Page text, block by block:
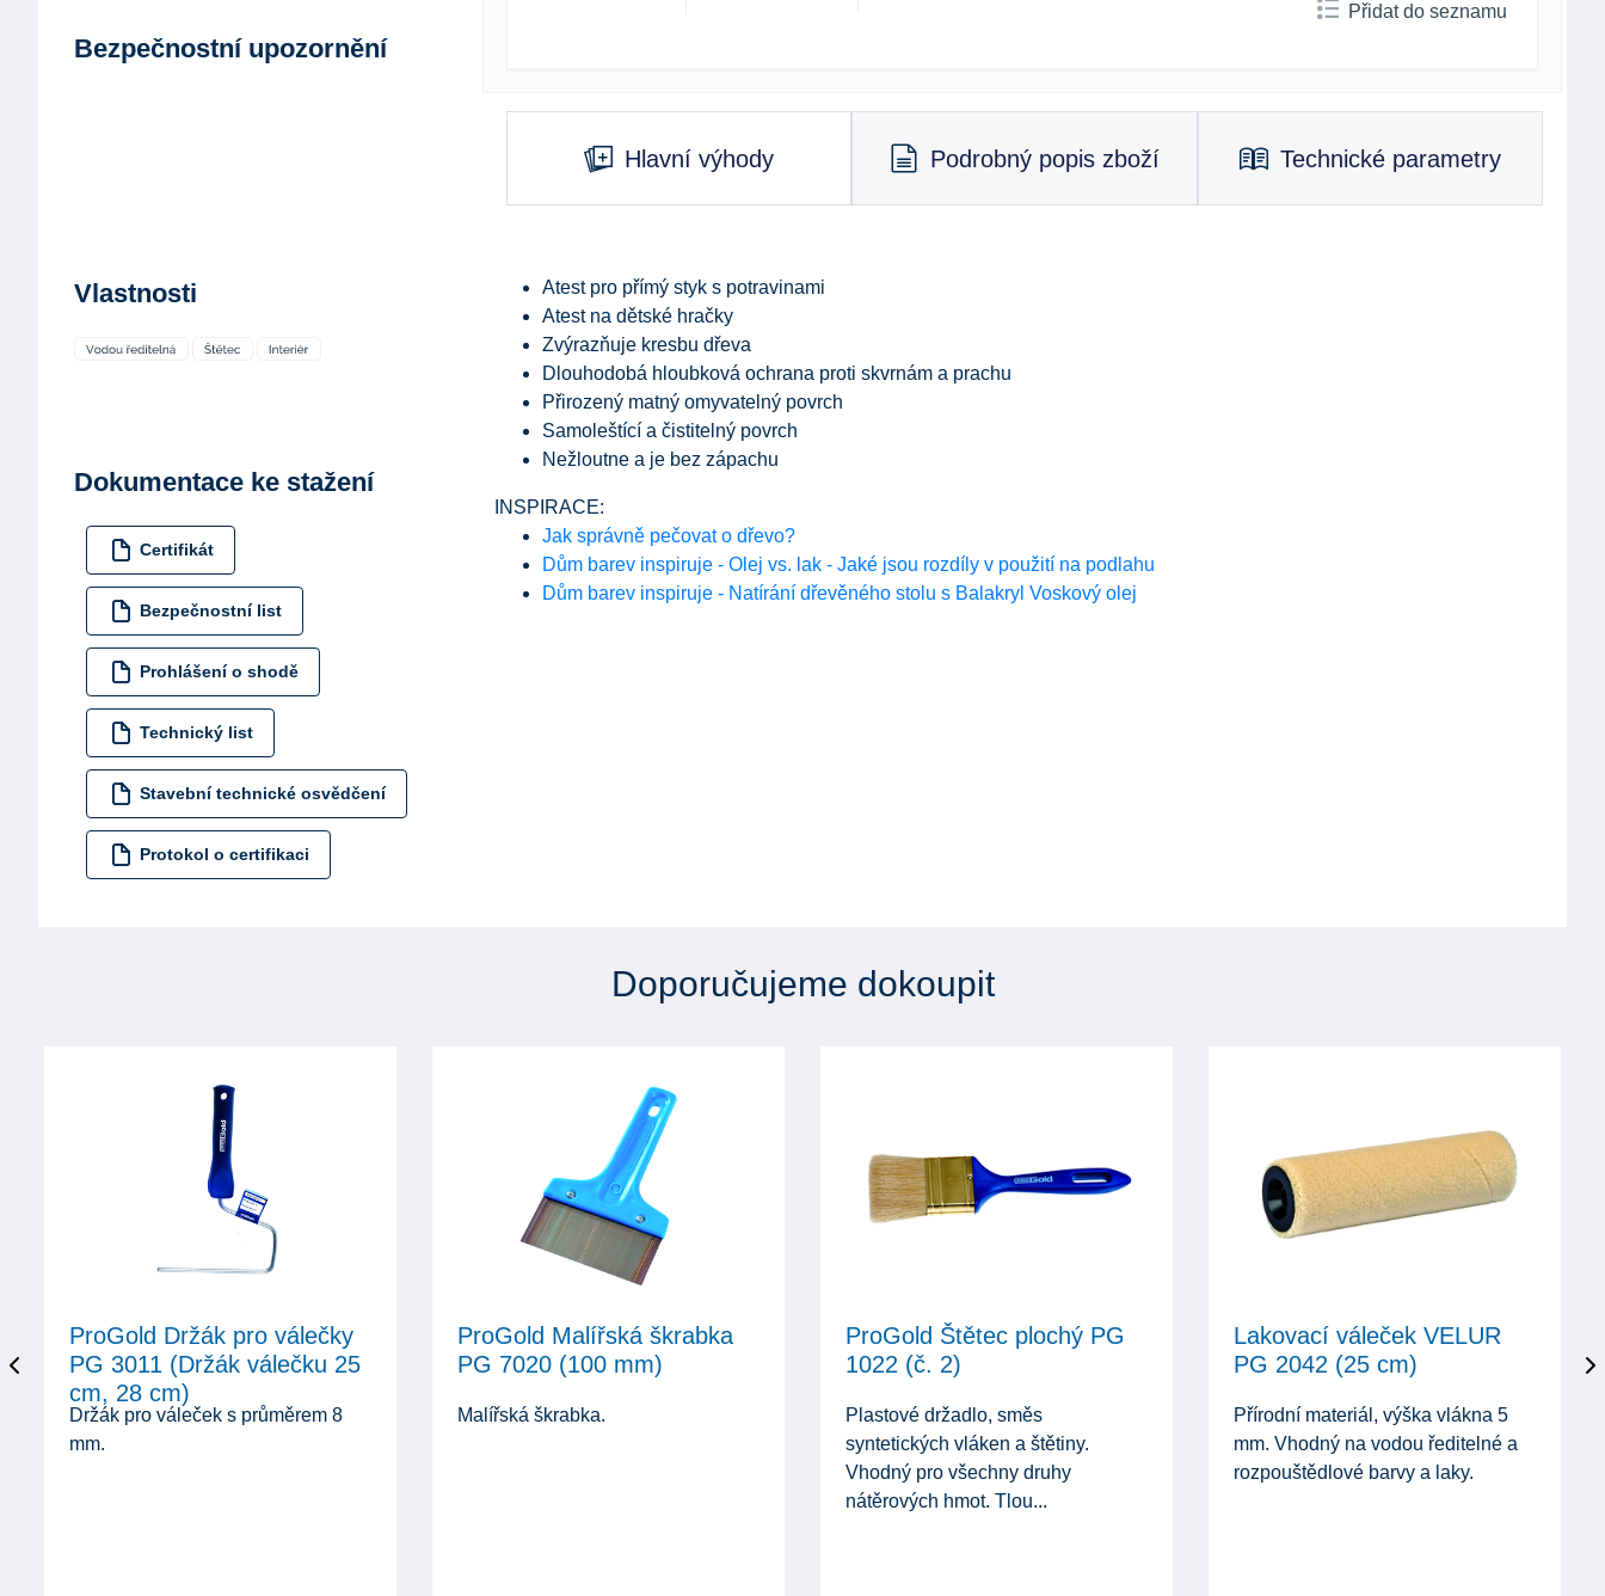
Bezpečnostní upozornění
Vlastnosti
Dokumentace ke stažení
Certifikát
Bezpečnostní list
Prohlášení o shodě
Technický list
Stavební technické osvědčení
Protokol o certifikaci
Přidat do seznamu
Hlavní výhody Podrobný popis zboží Technické parametry
Atest pro přímý styk s potravinami
Atest na dětské hračky
Zvýrazňuje kresbu dřeva
Dlouhodobá hloubková ochrana proti skvrnám a prachu
Přirozený matný omyvatelný povrch
Samoleštící a čistitelný povrch
Nežloutne a je bez zápachu
INSPIRACE:
Jak správně pečovat o dřevo?
Dům barev inspiruje - Olej vs. lak - Jaké jsou rozdíly v použití na podlahu
Dům barev inspiruje - Natírání dřevěného stolu s Balakryl Voskový olej
Doporučujeme dokoupit
ProGold Držák pro válečky
PG 3011 (Držák válečku 25
cm, 28 cm)
Držák pro váleček s průměrem 8
mm.
ProGold Malířská škrabka
PG 7020 (100 mm)
Malířská škrabka.
ProGold Štětec plochý PG
1022 (č. 2)
Plastové držadlo, směs
syntetických vláken a štětiny.
Vhodný pro všechny druhy
nátěrových hmot. Tlou...
Lakovací váleček VELUR
PG 2042 (25 cm)
Přírodní materiál, výška vlákna 5
mm. Vhodný na vodou ředitelné a
rozpouštědlové barvy a laky.